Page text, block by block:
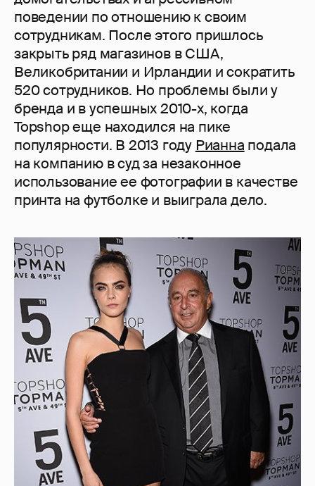
поведении по отношению к своим
сотрудникам. После этого пришлось
закрыть ряд магазинов в США,
Великобритании и Ирландии и сократить
520 сотрудников. Но проблемы были у
бренда и в успешных 2010-х, когда
Topshop еще находился на пике
популярности. В 2013 году Рианна подала
на компанию в суд за незаконное
использование ее фотографии в качестве
принта на футболке и выиграла дело.